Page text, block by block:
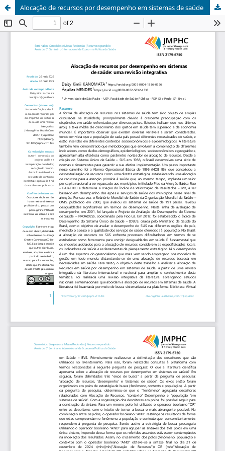
Alocação de recursos por desempenho em sistemas de saúde